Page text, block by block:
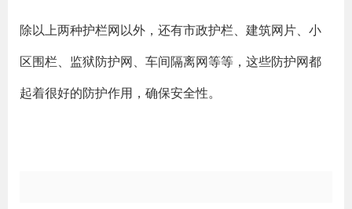
除以上两种护栏网以外，还有市政护栏、建筑网片、小
区围栏、监狱防护网、车间隔离网等等，这些防护网都
起着很好的防护作用，确保安全性。